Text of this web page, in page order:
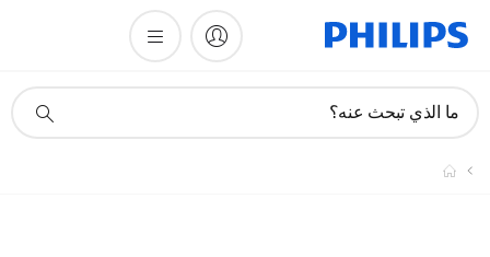
دعم
ما الذي تبحث عنه؟